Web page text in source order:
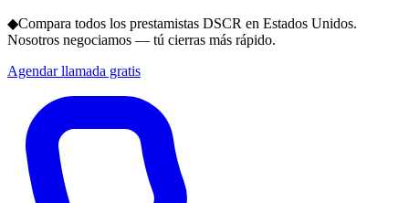
◆Compara todos los prestamistas DSCR en Estados Unidos.
Nosotros negociamos — tú cierras más rápido.
Agendar llamada gratis